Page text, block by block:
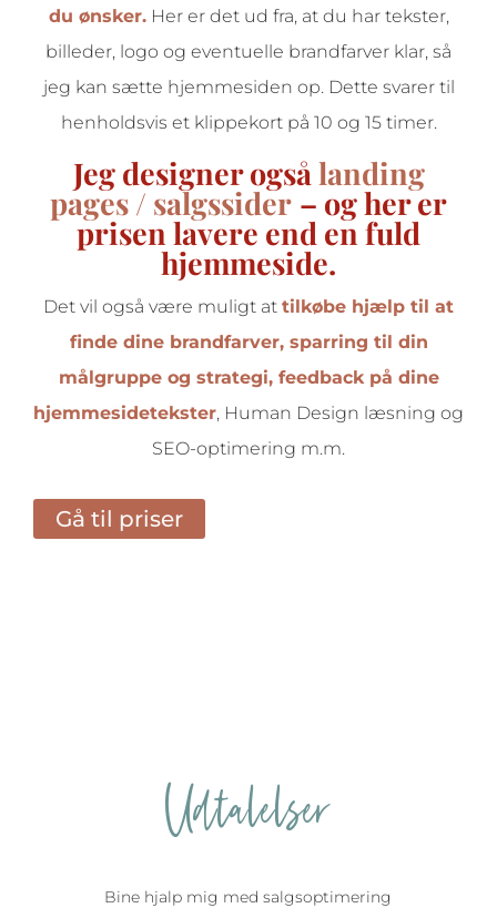
du ønsker.Her er det ud fra, at du har tekster,
billeder, logo og eventuelle brandfarver klar, så
jeg kan sætte hjemmesiden op. Dette svarer til
henholdsvis et klippekort på 10 og 15 timer.
Jeg designer også landing
pages / salgssider – og her er
prisen lavere end en fuld
hjemmeside.
Det vil også være muligt at tilkøbe hjælp til at
finde dine brandfarver, sparring til din
målgruppe og strategi, feedback på dine
hjemmesidetekster, Human Design læsning og
SEO-optimering m.m.
Gå til priser
Udtalelser
Bine hjalp mig med salgsoptimering